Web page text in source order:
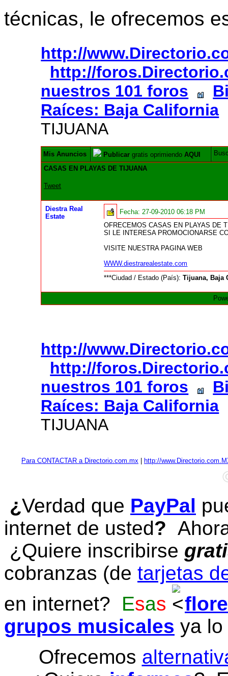
técnicas, le ofrecemos
http://
http://
nuestros 101 foros
Raíces: Baja California
TIJUANA
Mis Anuncios Publicar gratis oprimiendoAQUI
CASAS EN PLAYAS DE TIJUANA
Tweet
Diestra Real
Estate
Fecha:27-09-2010 06:18 PM
OFRECEMOS CASAS EN PLAYAS DE
SI LE INTERESA PROMOCIONARSE
VISITE NUESTRA PAGINA WEB
WWW.diestrarealestate.com
***Ciudad / Estado (País):Tijuana, Baja
http://
http://
nuestros 101 foros
Raíces: Baja California
TIJUANA
Para CONTACTAR a Directorio.com.mx http://
¿Verdad que PayPal
internet de usted?
¿Quiere inscribirse
cobranzas (de tarjetas
en internet? Esas
grupos musicales ya
Ofrecemos